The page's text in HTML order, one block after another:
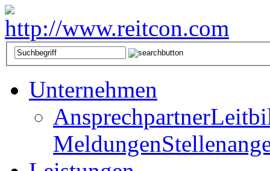
Unternehmen
Ansprechpartner
Meldungen